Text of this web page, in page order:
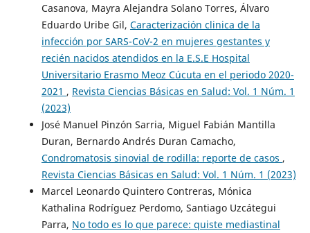
Casanova, Mayra Alejandra Solano Torres, Álvaro
Eduardo Uribe Gil, Caracterización clinica de la
infección por SARS-CoV-2 en mujeres gestantes y
recién nacidos atendidos en la E.S.E Hospital
Universitario Erasmo Meoz Cúcuta en el periodo 2020-
2021 , Revista Ciencias Básicas en Salud: Vol. 1 Núm. 1
(2023)
José Manuel Pinzón Sarria, Miguel Fabián Mantilla
Duran, Bernardo Andrés Duran Camacho,
Condromatosis sinovial de rodilla: reporte de casos ,
Revista Ciencias Básicas en Salud: Vol. 1 Núm. 1 (2023)
Marcel Leonardo Quintero Contreras, Mónica
Kathalina Rodríguez Perdomo, Santiago Uzcátegui
Parra, No todo es lo que parece: quiste mediastinal